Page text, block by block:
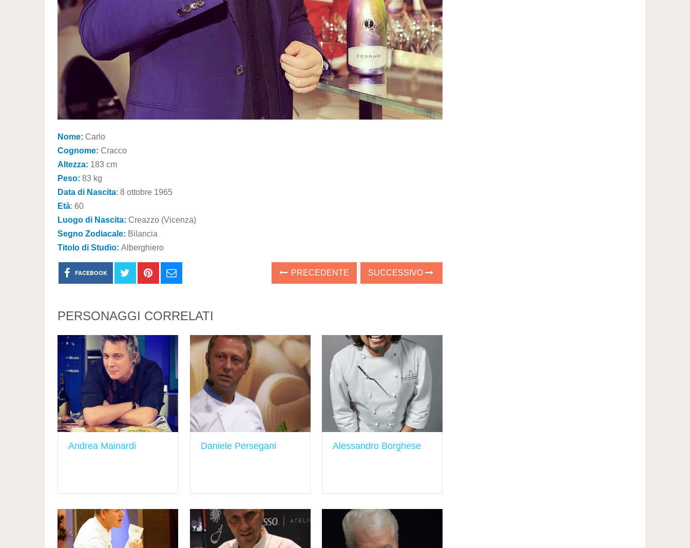
Nome: Carlo
Cognome: Cracco
Altezza: 183 cm
Peso: 83 kg
Data di Nascita: 8 ottobre 1965
Età: 60
Luogo di Nascita: Creazzo (Vicenza)
Segno Zodiacale: Bilancia
Titolo di Studio: Alberghiero
FACEBOOK PRECEDENTE SUCCESSIVO
PERSONAGGI CORRELATI
Andrea Mainardi Daniele Persegani Alessandro Borghese